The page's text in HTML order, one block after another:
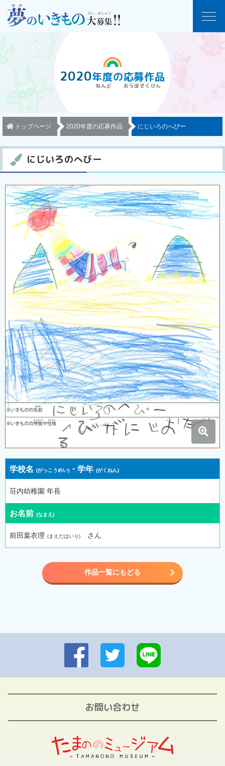
2020年度の応募作品
トップページ 2020年度の応募作品 にじいろのへびー
にじいろのへびー
学校名 ・学年
荘内幼稚園 年長
お名前
前田葉衣理 さん
作品一覧にもどる
お問い合わせ